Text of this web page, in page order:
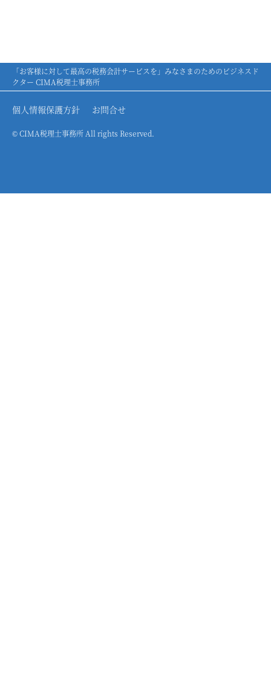
「お客様に対して最高の税務会計サービスを」みなさまのためのビジネスド
クター CIMA税理士事務所
個人情報保護方針 お問合せ
© CIMA税理士事務所 All rights Reserved.